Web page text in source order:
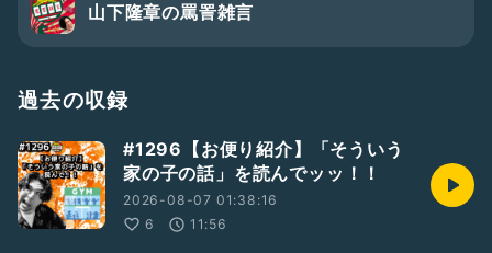
そのほか
・感想、改善点、称賛、罵詈雑言
などなど何でもいいのでお便り募集してます😉
吉本興業のお笑いコンビ「蓮華」のツッコミ山下隆章の個人ラ
ジオッッ！
コンビのYouTube番組、レンゲラジオ(
https://m.youtube.com/channel/UCKfpzIlMxilGTAswFkG
山下隆章の罵詈雑言
過去の収録
#1296【お便り紹介】「そういう
家の子の話」を読んでッッ！！
2026-08-07 01:38:16
6
11:56